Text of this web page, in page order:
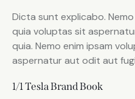
Dicta sunt explicabo.
quia voluptas sit
quia. Nemo enim ipsam
aspernatur aut odit aut
1/1 Tesla Brand Book